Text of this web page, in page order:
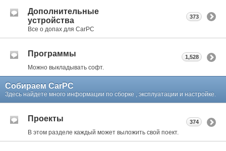
Дополнительные
устройства
Все о допах для CarPC
373
Программы
Можно выкладывать софт.
1,528
Собираем CarPC
Здесь найдете много информации по сборке , эксплуатации и настройке.
Проекты
В этом разделе каждый может выложить свой поект.
374